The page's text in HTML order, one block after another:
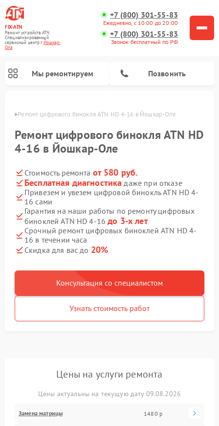
FIX-ATN
Ремонт устройств ATN
Специализированный
cервисный центр г.Йошкар-
Ола
+7 (800) 301-55-83
Ежедневно, с 10:00 до 20:00
+7 (800) 301-55-83
Звонок бесплатный по РФ
Мы ремонтируем Позвонить
Оле Ремонт цифрового бинокля ATN HD 4-16 в Йошкар-Оле
Ремонт цифрового бинокля ATN HD
4-16 в Йошкар-Оле
Стоимость ремонта от 580 руб.
Бесплатная диагностика даже при отказе
Привезем и увезем цифровой бинокль ATN HD 4-
16 сами
Гарантия на наши работы по ремонту цифровых
биноклей ATN HD 4-16до 3-х лет
Срочный ремонт цифровых биноклей ATN HD 4-
16 в течении часа
Скидка для вас до 20%
Консультация со специалистом
Узнать стоимость работ
Цены на услуги ремонта
Цены актуальны на текущую дату 09.08.2026
Замена матрицы 1480 р